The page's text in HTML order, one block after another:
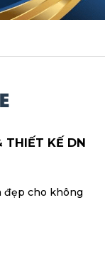
THIẾT KẾ DN
đẹp cho không